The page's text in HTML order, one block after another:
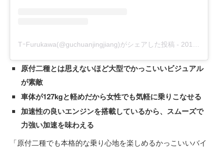
TｰFurukawa(@guchuanjingjiang)がシェアした投稿 - 2018年 8月月2日午前7時20分PDT
原付二種とは思えないほど大型でかっこいいビジュアル
が素敵
車体が127kgと軽めだから女性でも気軽に乗りこなせる
加速性の良いエンジンを搭載しているから、スムーズで
力強い加速を味わえる
「原付二種でも本格的な乗り心地を楽しめるかっこいいバイ